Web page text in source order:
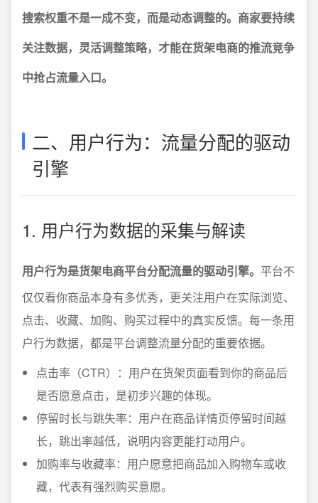
搜索权重不是一成不变，而是动态调整的。商家要持续
关注数据，灵活调整策略，才能在货架电商的推流竞争
中抢占流量入口。
二、用户行为：流量分配的驱动
引擎
1. 用户行为数据的采集与解读
用户行为是货架电商平台分配流量的驱动引擎。 平台不
仅仅看你商品本身有多优秀，更关注用户在实际浏览、
点击、收藏、加购、购买过程中的真实反馈。每一条用
户行为数据，都是平台调整流量分配的重要依据。
点击率（CTR）：用户在货架页面看到你的商品后
是否愿意点击，是初步兴趣的体现。
停留时长与跳失率：用户在商品详情页停留时间越
长，跳出率越低，说明内容更能打动用户。
加购率与收藏率：用户愿意把商品加入购物车或收
藏，代表有强烈购买意愿。